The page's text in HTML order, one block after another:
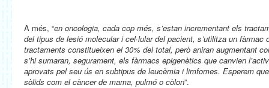
A més, “en oncologia, cada cop més, s’estan incrementant els
del tipus de lesió molecular i cel·lular del pacient, s’utilitza un fàrmac
tractaments constitueixen el 30% del total, però aniran augmentant
s’hi sumaran, segurament, els fàrmacs epigenètics que canvien
aprovats pel seu ús en subtipus de leucèmia i limfomes. Esperem
sòlids com el càncer de mama, pulmó o còlon”.